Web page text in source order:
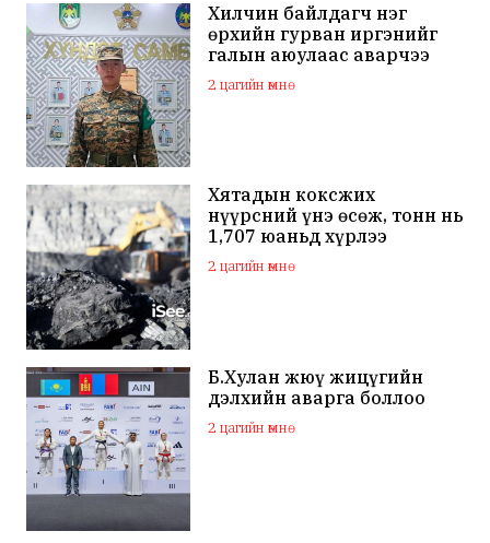
Хилчин байлдагч нэг
өрхийн гурван иргэнийг
галын аюулаас аварчээ
2 цагийн өмнө
Хятадын коксжих
нүүрсний үнэ өсөж, тонн нь
1,707 юаньд хүрлээ
2 цагийн өмнө
Б.Хулан жюү жицүгийн
дэлхийн аварга боллоо
2 цагийн өмнө